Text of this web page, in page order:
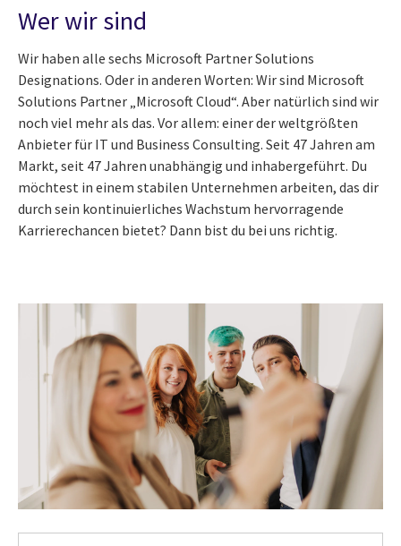
Wer wir sind
Wir haben alle sechs Microsoft Partner Solutions
Designations. Oder in anderen Worten: Wir sind Microsoft
Solutions Partner „Microsoft Cloud“. Aber natürlich sind wir
noch viel mehr als das. Vor allem: einer der weltgrößten
Anbieter für IT und Business Consulting. Seit 47 Jahren am
Markt, seit 47 Jahren unabhängig und inhabergeführt. Du
möchtest in einem stabilen Unternehmen arbeiten, das dir
durch sein kontinuierliches Wachstum hervorragende
Karrierechancen bietet? Dann bist du bei uns richtig.